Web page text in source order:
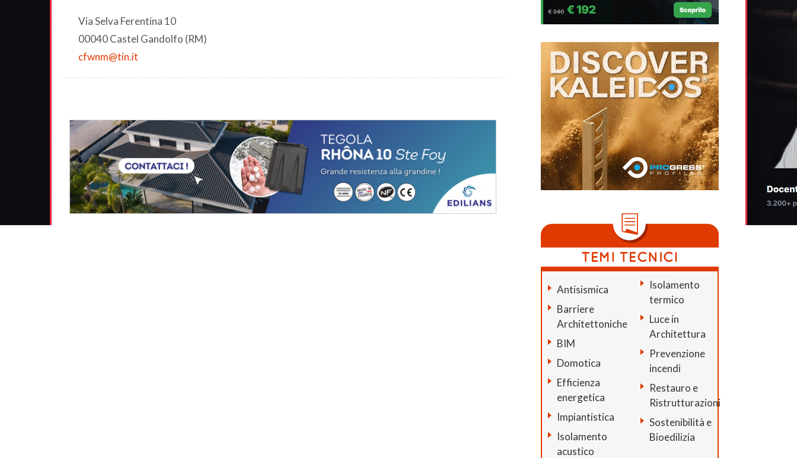
Via Selva Ferentina 10
00040 Castel Gandolfo (RM)
cfwnm@tin.it
Antisismica
Barriere
Architettoniche
BIM
Domotica
Efficienza
energetica
Impiantistica
Isolamento
acustico
Isolamento
termico
Luce in
Architettura
Prevenzione
incendi
Restauro e
Ristrutturazioni
Sostenibilità e
Bioedilizia